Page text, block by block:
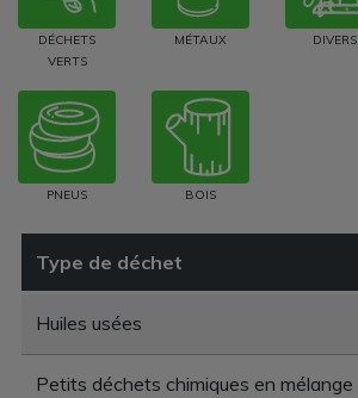
DÉCHETS
VERTS
MÉTAUX DIVERS
PNEUS BOIS
Type de déchet
Huiles usées
Petits déchets chimiques en mélange